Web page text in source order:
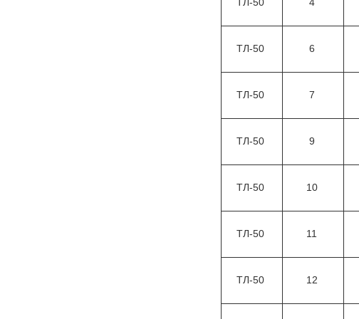
ТЛ-50 6
ТЛ-50 7
ТЛ-50 9
ТЛ-50 10
ТЛ-50 11
ТЛ-50 12